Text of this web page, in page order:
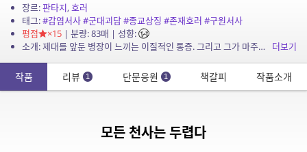
장르:판타지,호러
태그:#감염서사#군대괴담#종교상징 #존재호러 #구원서사
평점
×15| 분량: 83매 | 성향:
소개: 제대를 앞둔 병장이 느끼는 이질적인 통증. 그리고 그가 마주한 마지막 선택 — 구원인가, 감염인가.
더보기
작품 리뷰 1 단문응원 1 책갈피 작품소개
모든 천사는 두렵다